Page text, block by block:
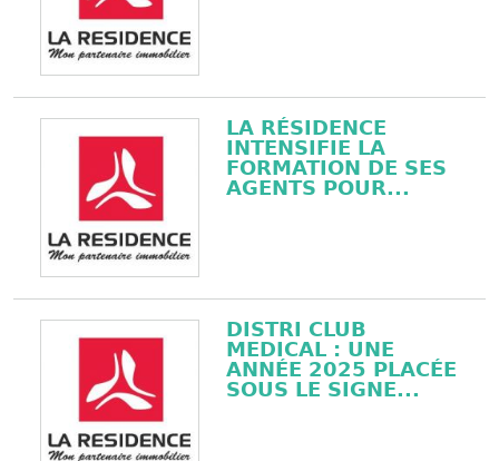
LA RÉSIDENCE
INTENSIFIE LA
FORMATION DE SES
AGENTS POUR...
DISTRI CLUB
MEDICAL : UNE
ANNÉE 2025 PLACÉE
SOUS LE SIGNE...